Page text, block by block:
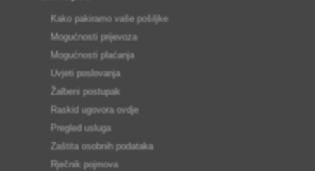
Kako pakiramo vaše pošiljke
Mogućnosti prijevoza
Mogućnosti plaćanja
Uvjeti poslovanja
Žalbeni postupak
Raskid ugovora ovdje
Pregled usluga
Zaštita osobnih podataka
Rječnik pojmova